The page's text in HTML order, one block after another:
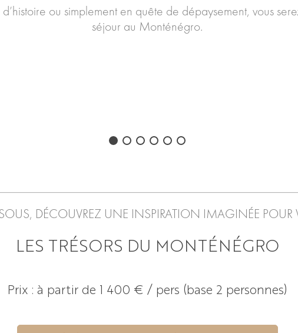
ou simplement en quête de dépaysement, vous
séjour au Monténégro.
DÉCOUVREZ UNE INSPIRATION IMAGINÉE POUR
LES TRÉSORS DU MONTÉNÉGRO
Prix : à partir de 1 400 € / pers (base 2 personnes)